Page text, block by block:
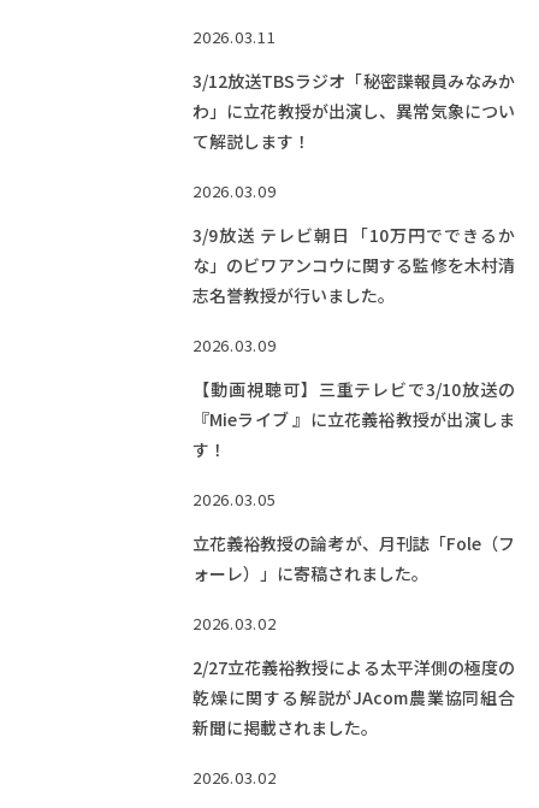
2026.03.11
3/12放送TBSラジオ「秘密諜報員みなみか
わ」に立花教授が出演し、異常気象につい
て解説します！
2026.03.09
3/9放送 テレビ朝日「10万円でできるか
な」のビワアンコウに関する監修を木村清
志名誉教授が行いました。
2026.03.09
【動画視聴可】三重テレビで3/10放送の
『Mieライブ 』に立花義裕教授が出演しま
す！
2026.03.05
立花義裕教授の論考が、月刊誌「Fole（フ
ォーレ）」に寄稿されました。
2026.03.02
2/27立花義裕教授による太平洋側の極度の
乾燥に関する解説がJAcom農業協同組合
新聞に掲載されました。
2026.03.02